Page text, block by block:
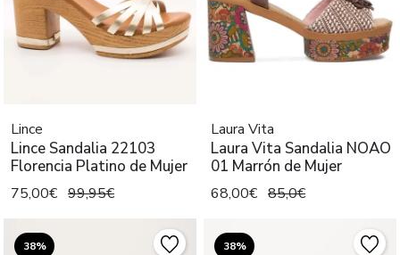
Lince
Lince Sandalia 22103
Florencia Platino de Mujer
75,00€ 99,95€
Laura Vita
Laura Vita Sandalia NOAO
01 Marrón de Mujer
68,00€ 85,0€
38% 38%